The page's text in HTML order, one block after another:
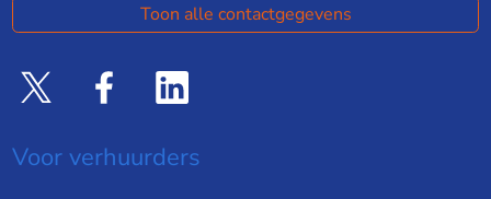
Toon alle contactgegevens
Voor verhuurders